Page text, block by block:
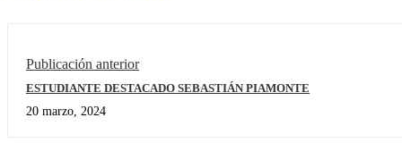
Publicación anterior
ESTUDIANTE DESTACADO SEBASTIÁN PIAMONTE
20 marzo, 2024